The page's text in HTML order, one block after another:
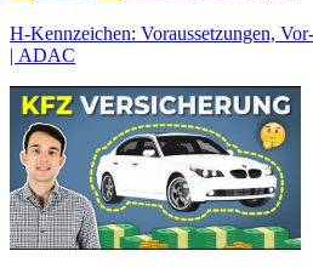
H-Kennzeichen: Voraussetzungen,
| ADAC